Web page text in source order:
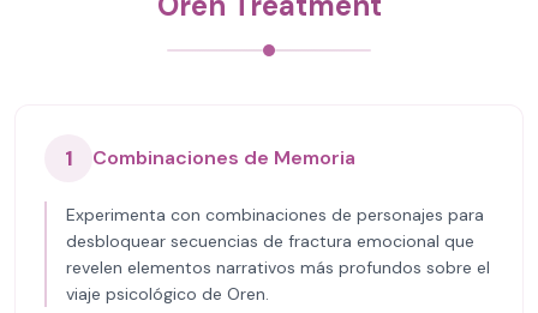
1 Combinaciones de Memoria
Experimenta con combinaciones de personajes para
desbloquear secuencias de fractura emocional que
revelen elementos narrativos más profundos sobre el
viaje psicológico de Oren.